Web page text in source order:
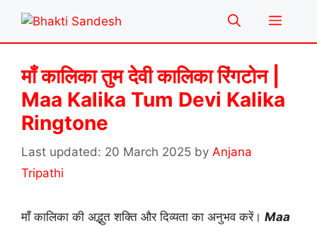
content
Menu
माँ कालिका तुम देवी कालिका रिंगटोन |
Maa Kalika Tum Devi Kalika
Ringtone
20 March 2025 by Anjana
Tripathi
माँ कालिका की अद्भुत शक्ति और दिव्यता का अनुभव करें। Maa